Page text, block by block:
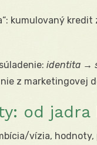
kumulovaný
identita →
z marketingovej
od jadra
vízia, hodnoty,